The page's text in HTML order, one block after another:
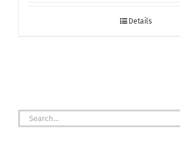
Details
Search
for: